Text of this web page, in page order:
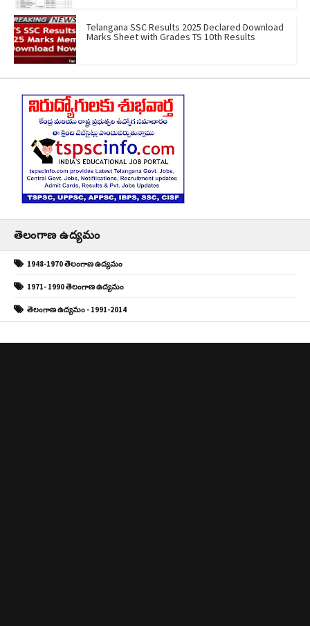
Telangana SSC Results 2025 Declared Download
Marks Sheet with Grades TS 10th Results
తెలంగాణ ఉద్యమం
1948-1970 తెలంగాణ ఉద్యమం
1971- 1990 తెలంగాణ ఉద్యమం
తెలంగాణ ఉద్యమం - 1991-2014